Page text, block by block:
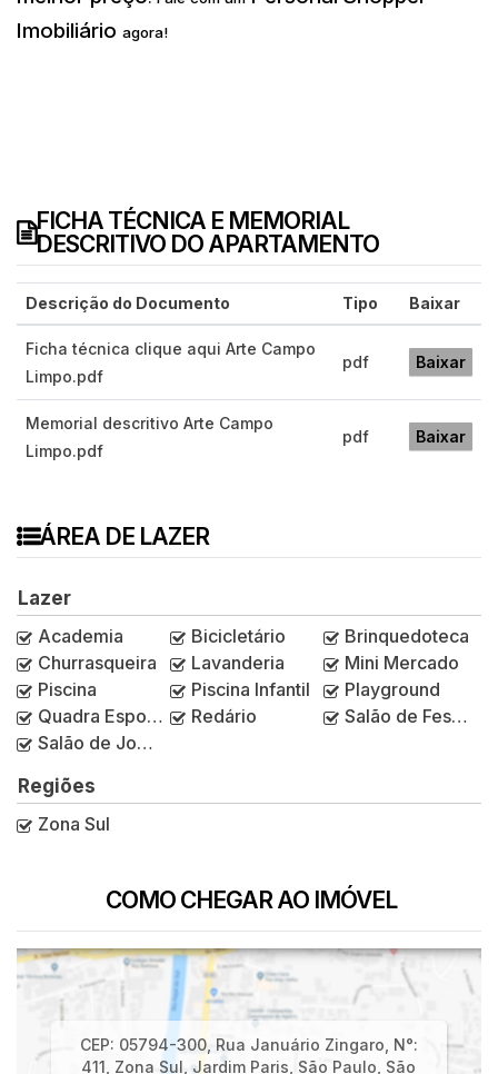
Imobiliário agora!
FICHA TÉCNICA E MEMORIAL
DESCRITIVO DO APARTAMENTO
Descrição do Documento Tipo Baixar
Ficha técnica clique aqui Arte Campo
Limpo.pdf
pdf Baixar
Memorial descritivo Arte Campo
Limpo.pdf
pdf Baixar
ÁREA DE LAZER
Lazer
Academia
Bicicletário
Brinquedoteca
Churrasqueira
Lavanderia
Mini Mercado
Piscina
Piscina Infantil
Playground
Quadra Esportiva
Redário
Salão de Festas
Salão de Jogos
Regiões
Zona Sul
COMO CHEGAR AO IMÓVEL
CEP: 05794-300, Rua Januário Zingaro N°:
411 Zona Sul ,Jardim Paris São Paulo São